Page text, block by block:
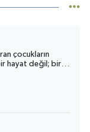
çocukların
hayat değil; bir